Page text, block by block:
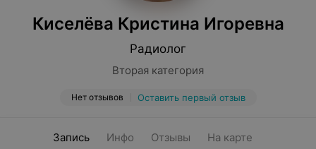
Киселёва Кристина Игоревна
Радиолог
Вторая категория
Нет отзывов Оставить первый отзыв
Запись Инфо Отзывы На карте